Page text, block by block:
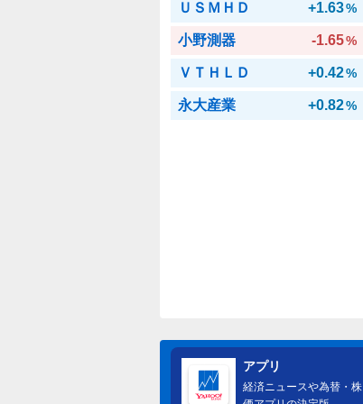
ＵＳＭＨＤ +1.63%
小野測器 -1.65%
ＶＴＨＬＤ +0.42%
永大産業 +0.82%
アプリ
経済ニュースや為替・株